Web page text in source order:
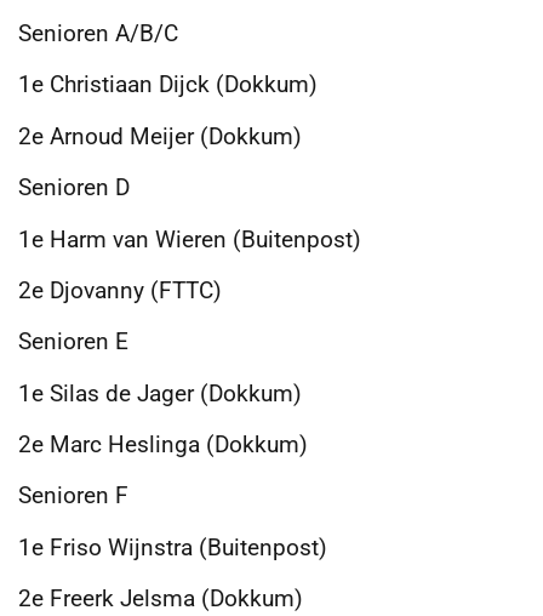
Senioren A/B/C
1e Christiaan Dijck (Dokkum)
2e Arnoud Meijer (Dokkum)
Senioren D
1e Harm van Wieren (Buitenpost)
2e Djovanny (FTTC)
Senioren E
1e Silas de Jager (Dokkum)
2e Marc Heslinga (Dokkum)
Senioren F
1e Friso Wijnstra (Buitenpost)
2e Freerk Jelsma (Dokkum)